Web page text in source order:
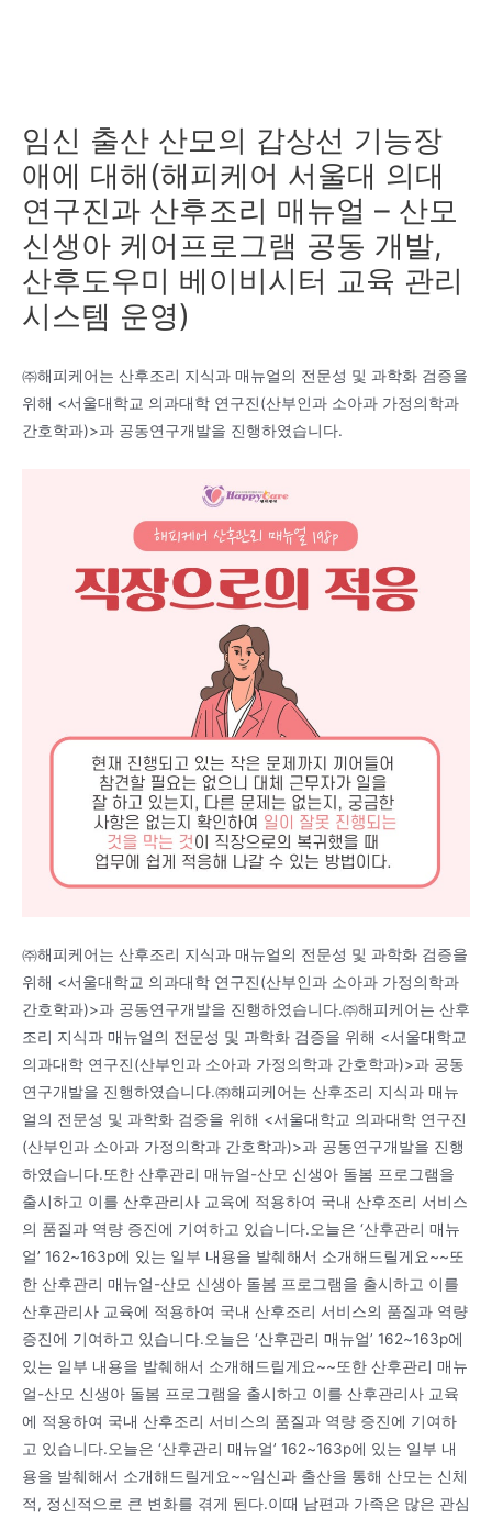
임신 출산 산모의 갑상선 기능장
애에 대해(해피케어 서울대 의대
연구진과 산후조리 매뉴얼 – 산모
신생아 케어프로그램 공동 개발,
산후도우미 베이비시터 교육 관리
시스템 운영)
㈜해피케어는 산후조리 지식과 매뉴얼의 전문성 및 과학화 검증을
위해 <서울대학교 의과대학 연구진(산부인과 소아과 가정의학과
간호학과)>과 공동연구개발을 진행하였습니다.
㈜해피케어는 산후조리 지식과 매뉴얼의 전문성 및 과학화 검증을
위해 <서울대학교 의과대학 연구진(산부인과 소아과 가정의학과
간호학과)>과 공동연구개발을 진행하였습니다.㈜해피케어는 산후
조리 지식과 매뉴얼의 전문성 및 과학화 검증을 위해 <서울대학교
의과대학 연구진(산부인과 소아과 가정의학과 간호학과)>과 공동
연구개발을 진행하였습니다.㈜해피케어는 산후조리 지식과 매뉴
얼의 전문성 및 과학화 검증을 위해 <서울대학교 의과대학 연구진
(산부인과 소아과 가정의학과 간호학과)>과 공동연구개발을 진행
하였습니다.또한 산후관리 매뉴얼-산모 신생아 돌봄 프로그램을
출시하고 이를 산후관리사 교육에 적용하여 국내 산후조리 서비스
의 품질과 역량 증진에 기여하고 있습니다.오늘은 ‘산후관리 매뉴
얼’ 162~163p에 있는 일부 내용을 발췌해서 소개해드릴게요~~또
한 산후관리 매뉴얼-산모 신생아 돌봄 프로그램을 출시하고 이를
산후관리사 교육에 적용하여 국내 산후조리 서비스의 품질과 역량
증진에 기여하고 있습니다.오늘은 ‘산후관리 매뉴얼’ 162~163p에
있는 일부 내용을 발췌해서 소개해드릴게요~~또한 산후관리 매뉴
얼-산모 신생아 돌봄 프로그램을 출시하고 이를 산후관리사 교육
에 적용하여 국내 산후조리 서비스의 품질과 역량 증진에 기여하
고 있습니다.오늘은 ‘산후관리 매뉴얼’ 162~163p에 있는 일부 내
용을 발췌해서 소개해드릴게요~~임신과 출산을 통해 산모는 신체
적, 정신적으로 큰 변화를 겪게 된다.이때 남편과 가족은 많은 관심